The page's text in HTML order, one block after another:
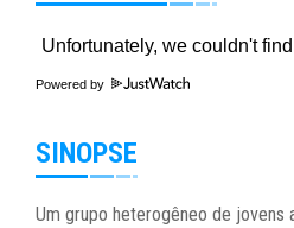
Powered by
SINOPSE
Um grupo heterogêneo de jovens